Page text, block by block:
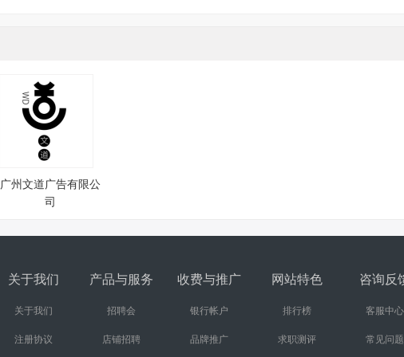
广州文道广告有限公
司
关于我们
关于我们
注册协议
产品与服务
招聘会
店铺招聘
收费与推广
银行帐户
品牌推广
网站特色
排行榜
求职测评
咨询反
客服中心
常见问题